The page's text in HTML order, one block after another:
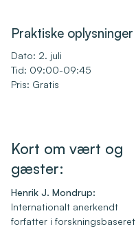
Praktiske oplysninger
Dato: 2. juli
Tid: 09:00-09:45
Pris: Gratis
Kort om vært og
gæster:
Henrik J. Mondrup:
Internationalt anerkendt
forfatter i forskningsbaseret